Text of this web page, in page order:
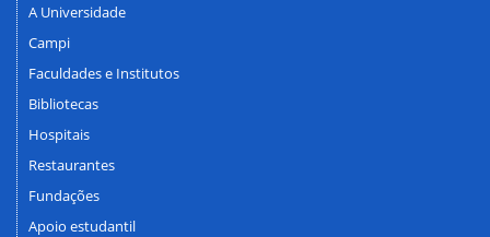
A Universidade
Campi
Faculdades e Institutos
Bibliotecas
Hospitais
Restaurantes
Fundações
Apoio estudantil